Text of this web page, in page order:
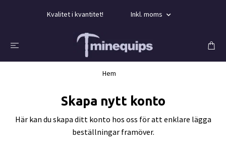
Kvalitet i kvantitet! Inkl. moms
Hem
Skapa nytt konto
Här kan du skapa ditt konto hos oss för att enklare lägga
beställningar framöver.